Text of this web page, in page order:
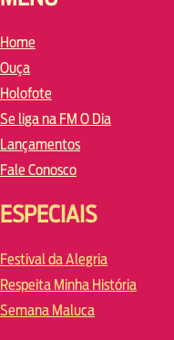
Home
Ouça
Holofote
Se liga na FM O Dia
Lançamentos
Fale Conosco
ESPECIAIS
Festival da Alegria
Respeita Minha História
Semana Maluca